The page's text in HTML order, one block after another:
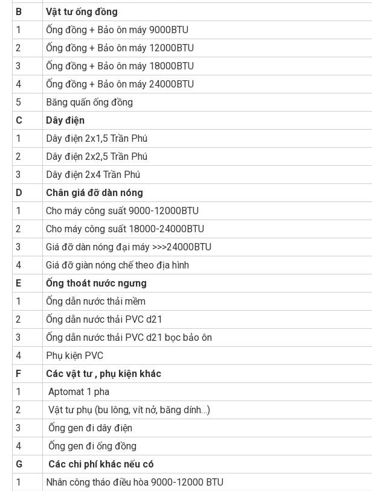
B
Vật tư ống đồng
1
Ống đồng + Bảo ôn máy 9000BTU
2
Ống đồng + Bảo ôn máy 12000BTU
3
Ống đồng + Bảo ôn máy 18000BTU
4
Ống đồng + Bảo ôn máy 24000BTU
5
Băng quấn ống đồng
C
Dây điện
1
Dây điện 2x1,5 Trần Phú
2
Dây điện 2x2,5 Trần Phú
3
Dây điện 2x4 Trần Phú
D
Chân giá đỡ dàn nóng
1
Cho máy công suất 9000-12000BTU
2
Cho máy công suất 18000-24000BTU
3
Giá đỡ dàn nóng đại máy >>>24000BTU
4
Giá đỡ giàn nóng chế theo địa hình
E
Ống thoát nước ngưng
1
Ống dẫn nước thải mềm
2
Ống dẫn nước thải PVC d21
3
Ống dẫn nước thải PVC d21 bọc bảo ôn
4
Phụ kiện PVC
F
Các vật tư , phụ kiện khác
1
Aptomat 1 pha
2
Vật tư phụ (bu lông, vít nở, băng dính…)
3
Ống gen đi dây điện
4
Ống gen đi ống đồng
G
Các chi phí khác nếu có
1
Nhân công tháo điều hòa 9000-12000 BTU